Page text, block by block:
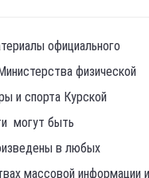
официального
физической
и спорта Курской
могут быть
в любых
массовой информации и